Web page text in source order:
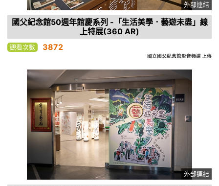
外部連結
國父紀念館50週年館慶系列 -「生活美學．藝遊未盡」線
上特展(360 AR)
觀看次數 3872
國立國父紀念館影音頻道 上傳
外部連結